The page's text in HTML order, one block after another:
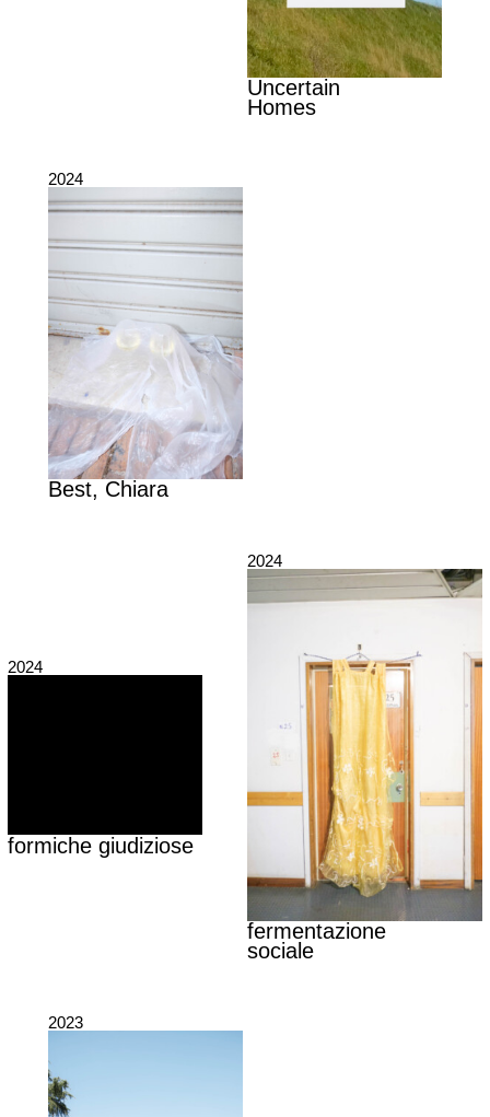
Uncertain
Homes
2024
Best, Chiara
2024
formiche giudiziose
2024
fermentazione
sociale
2023